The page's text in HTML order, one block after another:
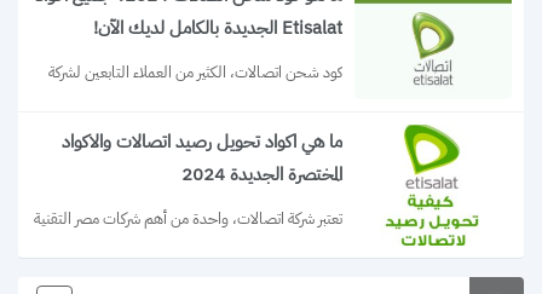
Etisalat الجديدة بالكامل لديك الآن!
ما هي اكواد تحويل رصيد اتصالات والاكواد
المختصرة الجديدة 2024